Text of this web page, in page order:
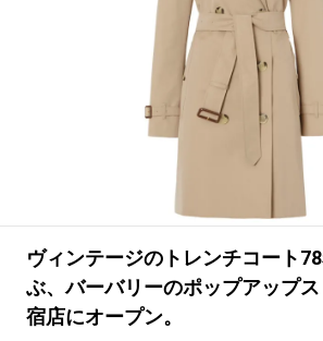
#NEW VINTAGE #マイナーグッド図
#路地裏てぃーん。 #MONTHLY
#GH 銘品の所以 #フイナムの
#Commune H
#FASHION #MUSIC
ヴィンテージのトレンチコート
ぶ、バーバリーのポップアップ
宿店にオープン。